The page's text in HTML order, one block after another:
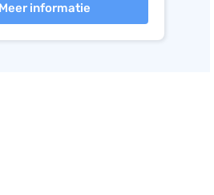
Meer informatie